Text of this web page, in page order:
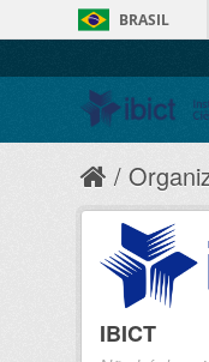
BRASIL
IBICT